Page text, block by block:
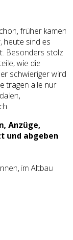
früher kamen
heute sind es
Besonders stolz
wie die
schwieriger wird
tragen alle nur
Anzüge,
und abgeben
im Altbau